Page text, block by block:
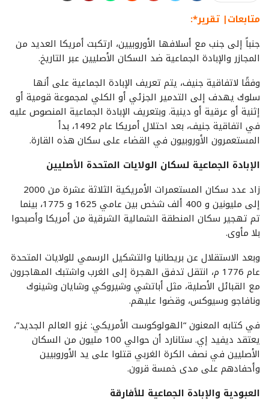
متابعات| تقرير*:
جنباً إلى جنب مع أسلافها الأوروبيين، ارتكبت أمريكا العديد من
المجازر والإبادة الجماعية ضد السكان الأصليين عبر التاريخ.
وفقًا لاتفاقية جنيف، يتم تعريف الإبادة الجماعية على أنها
سلوك يهدف إلى التدمير الجزئي أو الكلي لمجموعة قومية أو
إثنية أو عرقية أو دينية. وبتعريف الإبادة الجماعية المنصوص عليه
في اتفاقية جنيف، بعد احتلال أمريكا عام 1492، بدأ
المستعمرون الأوروبيون في القضاء على سکان هذه القارة.
الإبادة الجماعية لسکان الولايات المتحدة الأصليين
زاد عدد سكان المستعمرات الأمريكية الثلاثة عشرة من 2000
إلى مليونين و 400 ألف شخص بين عامي 1625 و 1775، بينما
تم تهجير سكان المنطقة الشمالية الشرقية من أمريكا وأصبحوا
بلا مأوى.
وبعد الاستقلال عن بريطانيا والتشكيل الرسمي للولايات المتحدة
عام 1776 م، انتقل تدفق الهجرة إلى الغرب واشتبك المهاجرون
مع القبائل الأصلية، مثل أباتشي وشيروكي وشايان وشينوك
ونافاجو وسيوكس، وقضوا عليهم.
في كتابه المعنون “الهولوكوست الأمريكي: غزو العالم الجديد”،
يعتقد ديفيد إي. ستانارد أن حوالي 100 مليون من السكان
الأصليين في نصف الكرة الغربي قتلوا على يد الأوروبيين
وأحفادهم على مدى خمسة قرون.
العبودية والإبادة الجماعية للأفارقة